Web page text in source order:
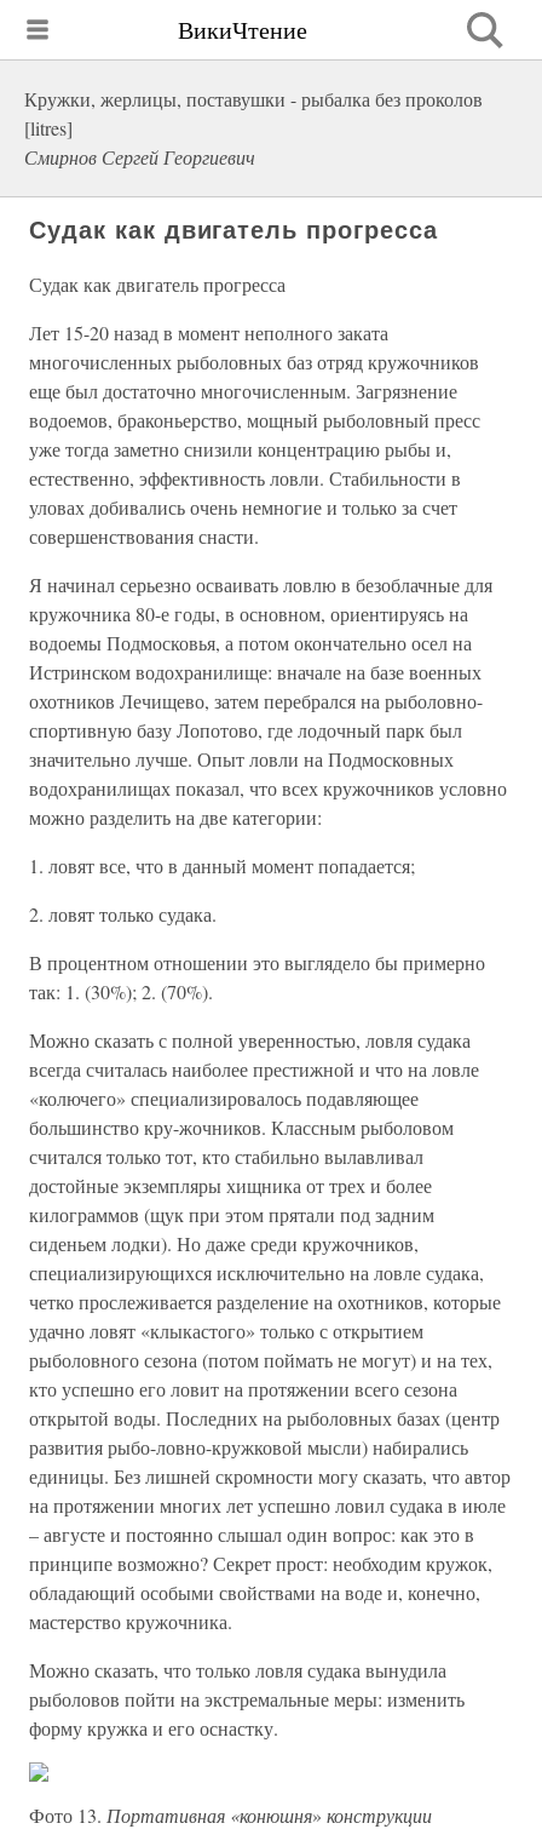
ВикиЧтение
Кружки, жерлицы, поставушки - рыбалка без проколов
[litres]
Смирнов Сергей Георгиевич
Судак как двигатель прогресса
Судак как двигатель прогресса
Лет 15-20 назад в момент неполного заката
многочисленных рыболовных баз отряд кружочников
еще был достаточно многочисленным. Загрязнение
водоемов, браконьерство, мощный рыболовный пресс
уже тогда заметно снизили концентрацию рыбы и,
естественно, эффективность ловли. Стабильности в
уловах добивались очень немногие и только за счет
совершенствования снасти.
Я начинал серьезно осваивать ловлю в безоблачные для
кружочника 80-е годы, в основном, ориентируясь на
водоемы Подмосковья, а потом окончательно осел на
Истринском водохранилище: вначале на базе военных
охотников Лечищево, затем перебрался на рыболовно-
спортивную базу Лопотово, где лодочный парк был
значительно лучше. Опыт ловли на Подмосковных
водохранилищах показал, что всех кружочников условно
можно разделить на две категории:
1. ловят все, что в данный момент попадается;
2. ловят только судака.
В процентном отношении это выглядело бы примерно
так: 1. (30%); 2. (70%).
Можно сказать с полной уверенностью, ловля судака
всегда считалась наиболее престижной и что на ловле
«колючего» специализировалось подавляющее
большинство кру-жочников. Классным рыболовом
считался только тот, кто стабильно вылавливал
достойные экземпляры хищника от трех и более
килограммов (щук при этом прятали под задним
сиденьем лодки). Но даже среди кружочников,
специализирующихся исключительно на ловле судака,
четко прослеживается разделение на охотников, которые
удачно ловят «клыкастого» только с открытием
рыболовного сезона (потом поймать не могут) и на тех,
кто успешно его ловит на протяжении всего сезона
открытой воды. Последних на рыболовных базах (центр
развития рыбо-ловно-кружковой мысли) набирались
единицы. Без лишней скромности могу сказать, что автор
на протяжении многих лет успешно ловил судака в июле
– августе и постоянно слышал один вопрос: как это в
принципе возможно? Секрет прост: необходим кружок,
обладающий особыми свойствами на воде и, конечно,
мастерство кружочника.
Можно сказать, что только ловля судака вынудила
рыболовов пойти на экстремальные меры: изменить
форму кружка и его оснастку.
Фото 13. Портативная «конюшня» конструкции